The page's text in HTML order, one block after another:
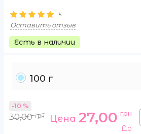
5
Оставить отзыв
Есть в наличии
100 г
30,00 грн Цена 27,00 грн
-10 %
До